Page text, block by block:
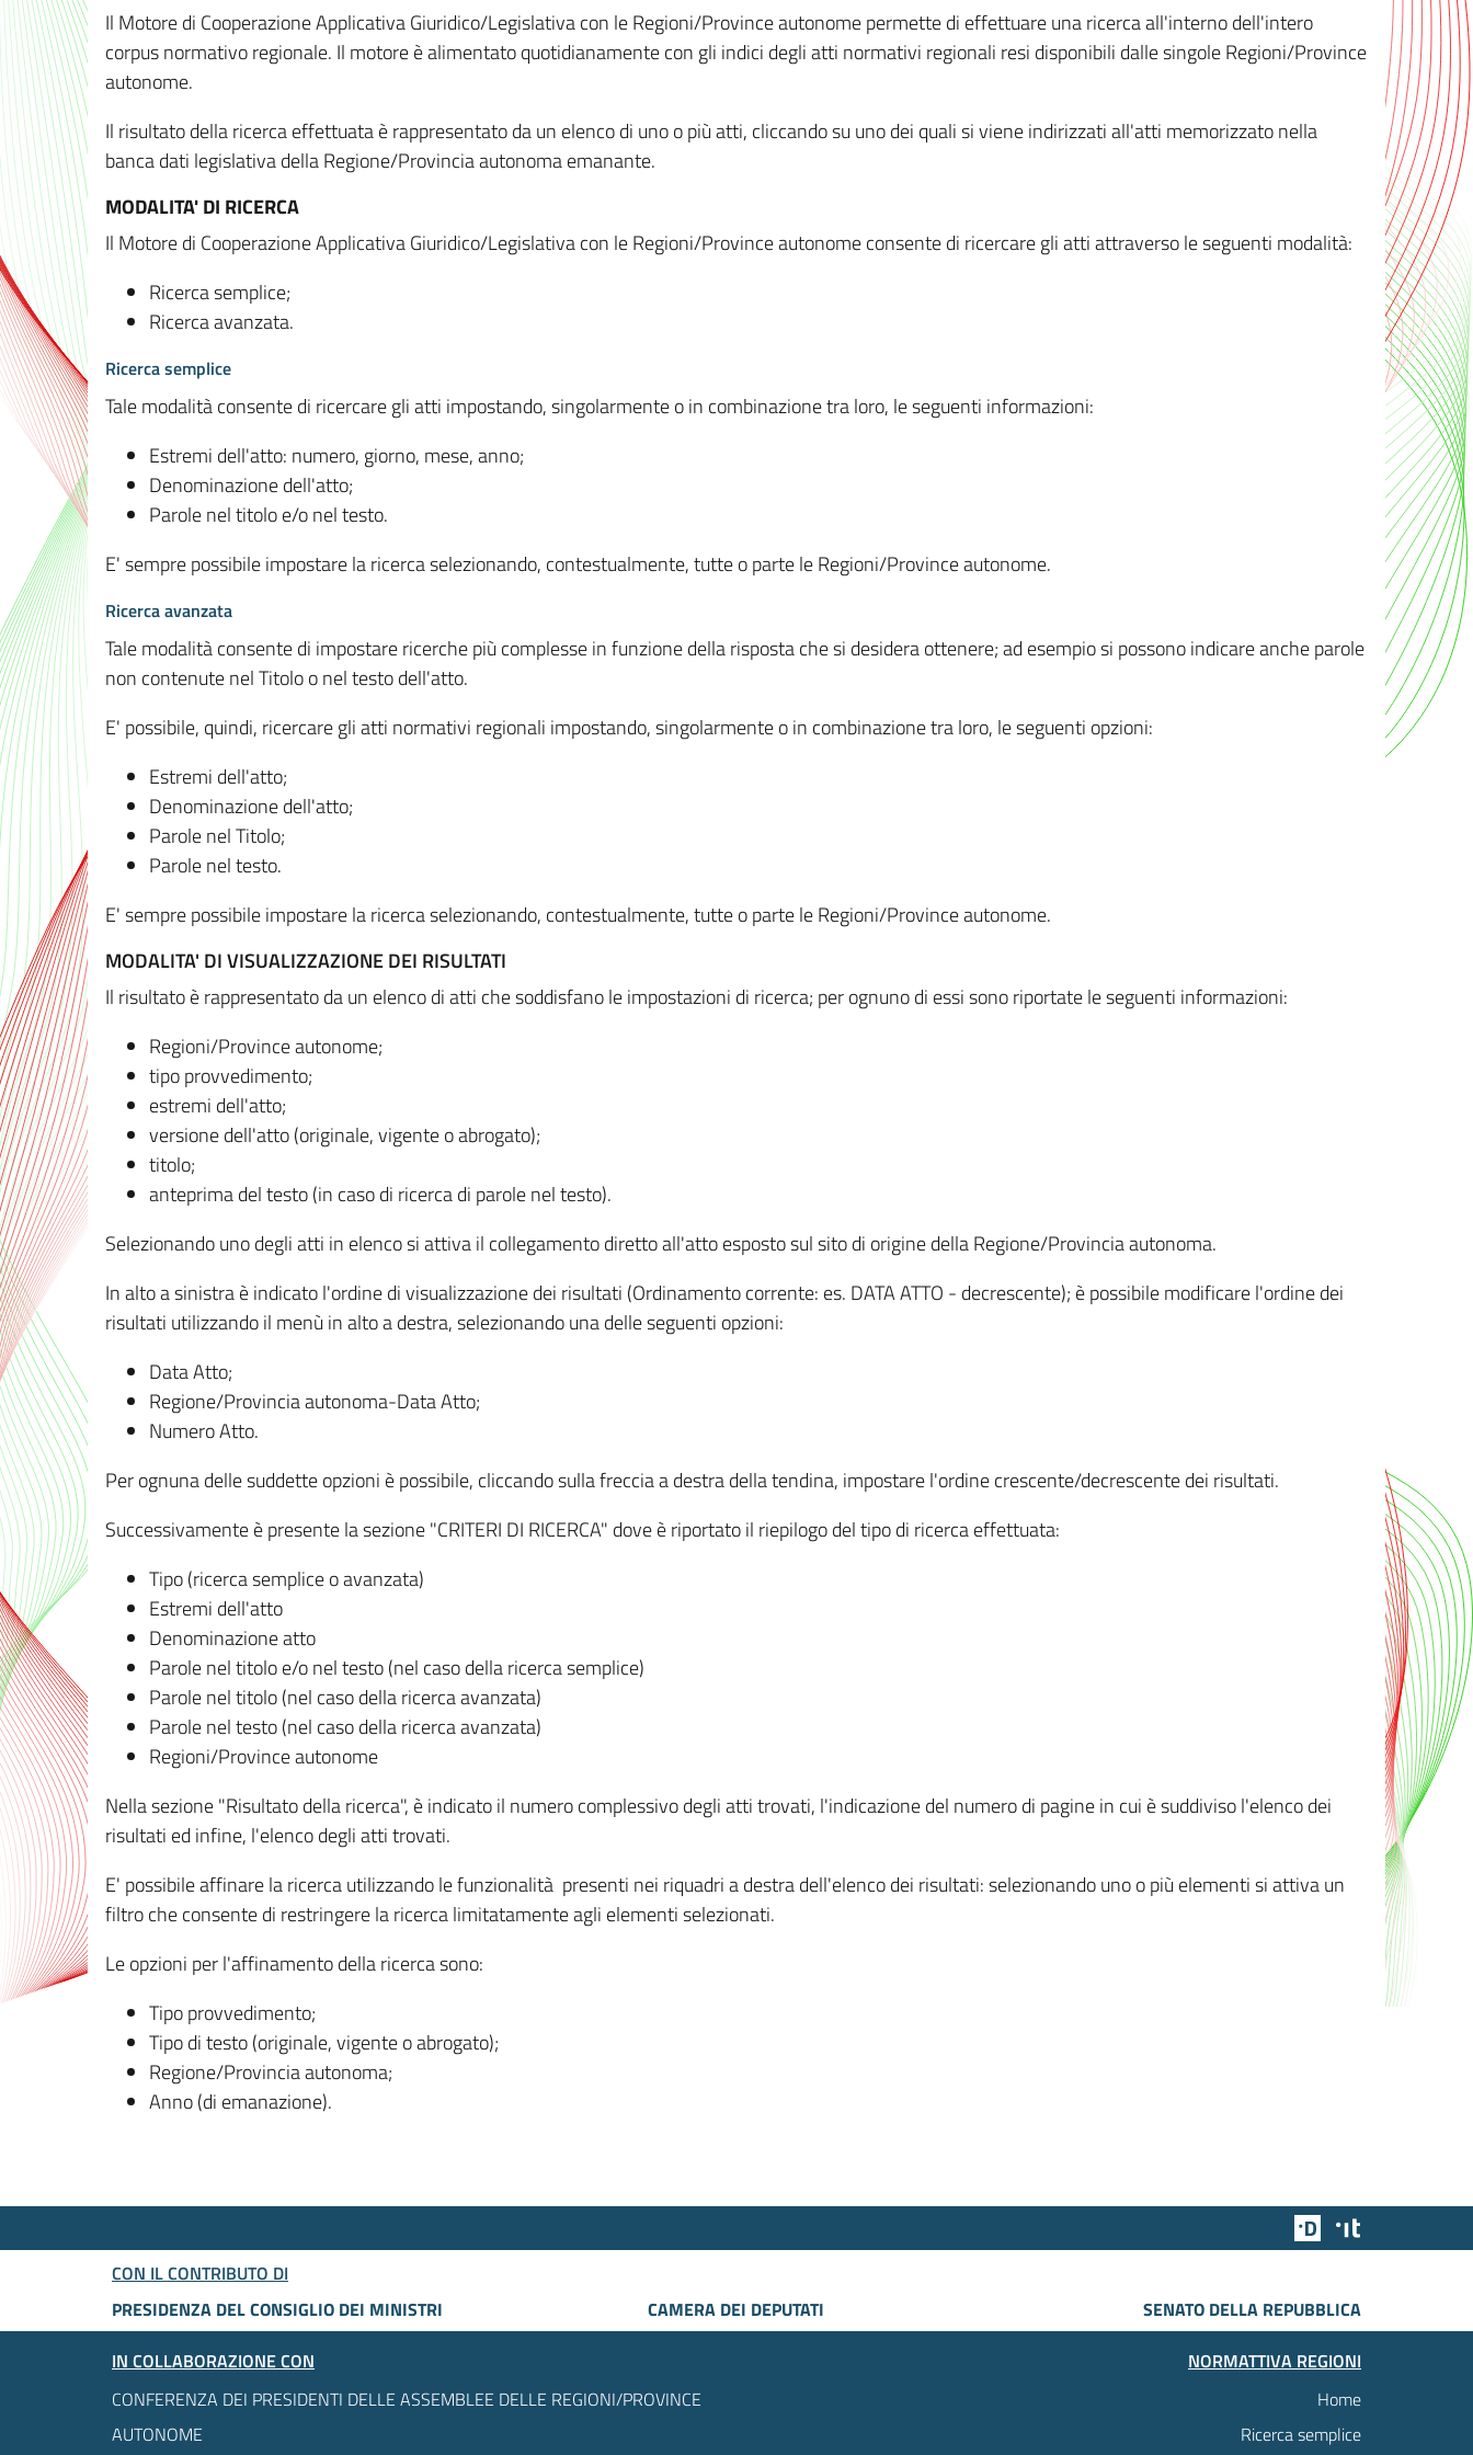
Il Motore di Cooperazione Applicativa Giuridico/Legislativa con le Regioni/Province autonome permette di effettuare una ricerca all'interno dell'intero
corpus normativo regionale. Il motore è alimentato quotidianamente con gli indici degli atti normativi regionali resi disponibili dalle singole Regioni/Province
autonome.
Il risultato della ricerca effettuata è rappresentato da un elenco di uno o più atti, cliccando su uno dei quali si viene indirizzati all'atti memorizzato nella
banca dati legislativa della Regione/Provincia autonoma emanante.
MODALITA' DI RICERCA
Il Motore di Cooperazione Applicativa Giuridico/Legislativa con le Regioni/Province autonome consente di ricercare gli atti attraverso le seguenti modalità:
Ricerca semplice;
Ricerca avanzata.
Ricerca semplice
Tale modalità consente di ricercare gli atti impostando, singolarmente o in combinazione tra loro, le seguenti informazioni:
Estremi dell'atto: numero, giorno, mese, anno;
Denominazione dell'atto;
Parole nel titolo e/o nel testo.
E' sempre possibile impostare la ricerca selezionando, contestualmente, tutte o parte le Regioni/Province autonome.
Ricerca avanzata
Tale modalità consente di impostare ricerche più complesse in funzione della risposta che si desidera ottenere; ad esempio si possono indicare anche parole
non contenute nel Titolo o nel testo dell'atto.
E' possibile, quindi, ricercare gli atti normativi regionali impostando, singolarmente o in combinazione tra loro, le seguenti opzioni:
Estremi dell'atto;
Denominazione dell'atto;
Parole nel Titolo;
Parole nel testo.
E' sempre possibile impostare la ricerca selezionando, contestualmente, tutte o parte le Regioni/Province autonome.
MODALITA' DI VISUALIZZAZIONE DEI RISULTATI
Il risultato è rappresentato da un elenco di atti che soddisfano le impostazioni di ricerca; per ognuno di essi sono riportate le seguenti informazioni:
Regioni/Province autonome;
tipo provvedimento;
estremi dell'atto;
versione dell'atto (originale, vigente o abrogato);
titolo;
anteprima del testo (in caso di ricerca di parole nel testo).
Selezionando uno degli atti in elenco si attiva il collegamento diretto all'atto esposto sul sito di origine della Regione/Provincia autonoma.
In alto a sinistra è indicato l'ordine di visualizzazione dei risultati (Ordinamento corrente: es. DATA ATTO - decrescente); è possibile modificare l'ordine dei
risultati utilizzando il menù in alto a destra, selezionando una delle seguenti opzioni:
Data Atto;
Regione/Provincia autonoma-Data Atto;
Numero Atto.
Per ognuna delle suddette opzioni è possibile, cliccando sulla freccia a destra della tendina, impostare l'ordine crescente/decrescente dei risultati.
Successivamente è presente la sezione "CRITERI DI RICERCA" dove è riportato il riepilogo del tipo di ricerca effettuata:
Tipo (ricerca semplice o avanzata)
Estremi dell'atto
Denominazione atto
Parole nel titolo e/o nel testo (nel caso della ricerca semplice)
Parole nel titolo (nel caso della ricerca avanzata)
Parole nel testo (nel caso della ricerca avanzata)
Regioni/Province autonome
Nella sezione "Risultato della ricerca", è indicato il numero complessivo degli atti trovati, l'indicazione del numero di pagine in cui è suddiviso l'elenco dei
risultati ed infine, l'elenco degli atti trovati.
E' possibile affinare la ricerca utilizzando le funzionalità presenti nei riquadri a destra dell'elenco dei risultati: selezionando uno o più elementi si attiva un
filtro che consente di restringere la ricerca limitatamente agli elementi selezionati.
Le opzioni per l'affinamento della ricerca sono:
Tipo provvedimento;
Tipo di testo (originale, vigente o abrogato);
Regione/Provincia autonoma;
Anno (di emanazione).
Team Digitale
CON IL CONTRIBUTO DI
PRESIDENZA DEL CONSIGLIO DEI MINISTRI
CAMERA DEI DEPUTATI
SENATO DELLA REPUBBLICA
IN COLLABORAZIONE CON
CONFERENZA DEI PRESIDENTI DELLE ASSEMBLEE DELLE REGIONI/PROVINCE
AUTONOME
NORMATTIVA REGIONI
Home
Ricerca semplice